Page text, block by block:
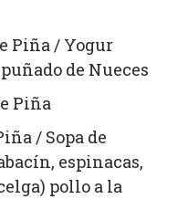
Piña / Yogur
de Nueces
Piña
/ Sopa de
espinacas,
pollo a la